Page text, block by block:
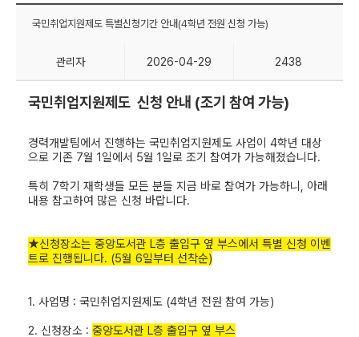
국민취업지원제도 특별신청기간 안내(4학년 전원 신청 가능)
관리자 2026-04-29 2438
국민취업지원제도 신청 안내 (조기 참여 가능)
경력개발팀에서 진행하는 국민취업지원제도 사업이 4학년 대상
으로 기존 7월 1일에서 5월 1일로 조기 참여가 가능해졌습니다.
특히 7학기 재학생들 모든 분들 지금 바로 참여가 가능하니, 아래
내용 참고하여 많은 신청 바랍니다.
★신청장소는 중앙도서관 L층 출입구 옆 부스에서 특별 신청 이벤
트로 진행됩니다. (5월 6일부터 선착순)
1. 사업명 : 국민취업지원제도 (4학년 전원 참여 가능)
2. 신청장소 : 중앙도서관 L층 출입구 옆 부스